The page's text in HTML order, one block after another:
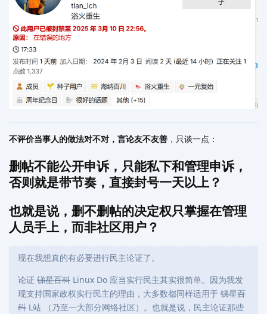
不评价当事人的做法对不对，言论友不友善 ，只谈一点：
删帖不能公开申诉，只能私下和管理申诉，
否则就是带节奏，直接封号一天以上？
也就是说，删不删帖的决定权只掌握在管理
人员手上，而非社区用户？
现在我想真的有必要进行民主论证了。
论证 锑星百科 Linux Do 应当实行民主其实很简单。因为我发
现支持国家政权实行民主的理由，大多数都同样适用于 锑星百
科 L站 （乃至一大部分网络社区）。也就是说，民主论证那些